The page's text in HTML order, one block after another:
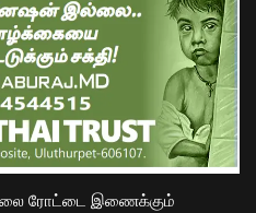
ரோட்டை இணைக்கும்